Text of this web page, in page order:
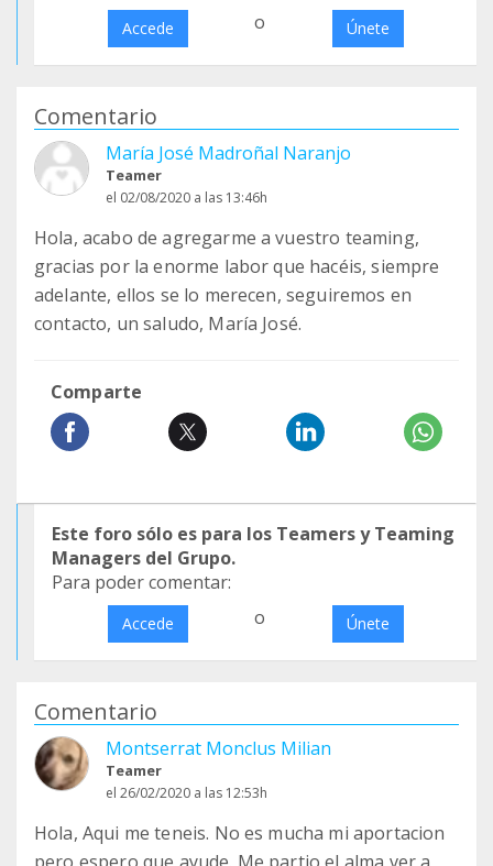
Accede o Únete
Comentario
María José Madroñal Naranjo
Teamer
el 02/08/2020 a las 13:46h
Hola, acabo de agregarme a vuestro teaming,
gracias por la enorme labor que hacéis, siempre
adelante, ellos se lo merecen, seguiremos en
contacto, un saludo, María José.
Comparte
Este foro sólo es para los Teamers y Teaming
Managers del Grupo.
Para poder comentar:
Accede o Únete
Comentario
Montserrat Monclus Milian
Teamer
el 26/02/2020 a las 12:53h
Hola, Aqui me teneis. No es mucha mi aportacion